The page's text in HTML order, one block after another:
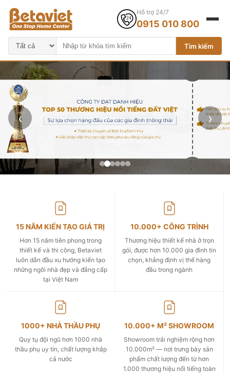
Tìm kiếm
Hỗ trợ 24/7
0915 010 800
‹ ›
15 NĂM KIẾN TẠO GIÁ TRỊ
Hơn 15 năm tiên phong trong
thiết kế và thi công, Betaviet
luôn dẫn đầu xu hướng kiến tạo
những ngôi nhà đẹp và đẳng cấp
tại Việt Nam
10.000+ CÔNG TRÌNH
Thương hiệu thiết kế nhà ở trọn
gói, được hơn 10.000 gia đình tin
chọn, khẳng định vị thế hàng
đầu trong ngành
1000+ NHÀ THẦU PHỤ
Quy tụ đội ngũ hơn 1000 nhà
thầu phụ uy tín, chất lượng khắp
cả nước
10.000+ M² SHOWROOM
Showroom trải nghiệm rộng hơn
10.000m² — nơi trưng bày sản
phẩm chất lượng đến từ hơn
1.000 thương hiệu nổi tiếng toàn